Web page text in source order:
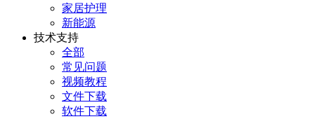
家居护理
新能源
技术支持
全部
常见问题
视频教程
文件下载
软件下载